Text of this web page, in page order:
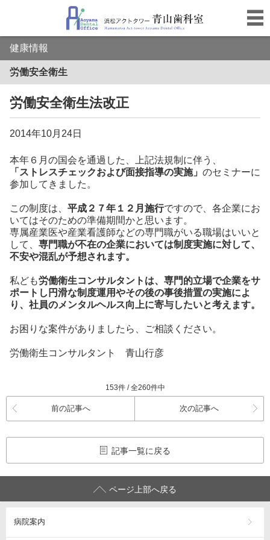
健康情報
労働安全衛生
労働安全衛生法改正
2014年10月24日
本年６月の国会を通過した、上記法規制に伴う、
「ストレスチェックおよび面接指導の実施」 のセミナーに
参加してきました。
この制度は、 平成２７年１２月施行ですので、各企業にお
いてはそのための準備期間かと思います。
専属産業医や産業看護師などの専門職がいる職場はいいと
して、 専門職が不在の企業においては制度実施に対して、
不安や混乱が予想されます。
私ども労働衛生コンサルタントは、専門的立場で企業をサ
ポートし円滑な制度運用やその後の事後措置の実施によ
り、社員のメンタルヘルス向上に寄与したいと考えます。
お困りな案件がありましたら、ご相談ください。
労働衛生コンサルタント 青山行彦
153件 / 全260件中
前の記事へ 次の記事へ
記事一覧に戻る
ページ上部へ戻る
病院案内